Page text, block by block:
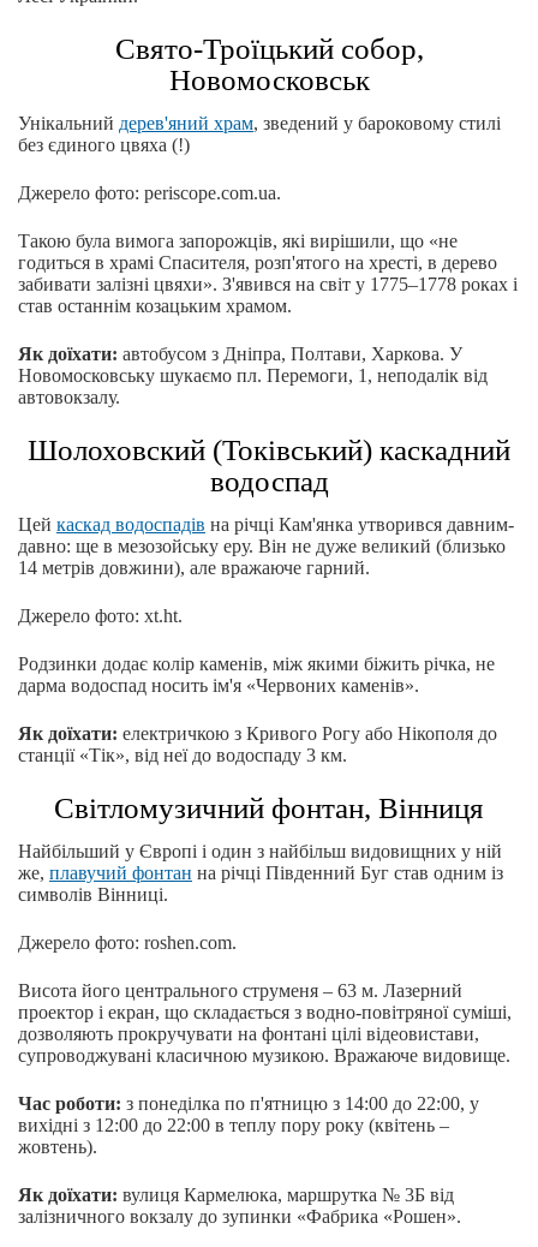
Свято-Троїцький собор,
Новомосковськ
Унікальний дерев'яний храм, зведений у бароковому стилі
без єдиного цвяха (!)
Джерело фото: periscope.com.ua.
Такою була вимога запорожців, які вирішили, що «не
годиться в храмі Спасителя, розп'ятого на хресті, в дерево
забивати залізні цвяхи». З'явився на світ у 1775–1778 роках і
став останнім козацьким храмом.
Як доїхати: автобусом з Дніпра, Полтави, Харкова. У
Новомосковську шукаємо пл. Перемоги, 1, неподалік від
автовокзалу.
Шолоховский (Токівський) каскадний
водоспад
Цей каскад водоспадів на річці Кам'янка утворився давним-
давно: ще в мезозойську еру. Він не дуже великий (близько
14 метрів довжини), але вражаюче гарний.
Джерело фото: xt.ht.
Родзинки додає колір каменів, між якими біжить річка, не
дарма водоспад носить ім'я «Червоних каменів».
Як доїхати: електричкою з Кривого Рогу або Нікополя до
станції «Тік», від неї до водоспаду 3 км.
Світломузичний фонтан, Вінниця
Найбільший у Європі і один з найбільш видовищних у ній
же, плавучий фонтан на річці Південний Буг став одним із
символів Вінниці.
Джерело фото: roshen.com.
Висота його центрального струменя – 63 м. Лазерний
проектор і екран, що складається з водно-повітряної суміші,
дозволяють прокручувати на фонтані цілі відеовистави,
супроводжувані класичною музикою. Вражаюче видовище.
Час роботи: з понеділка по п'ятницю з 14:00 до 22:00, у
вихідні з 12:00 до 22:00 в теплу пору року (квітень –
жовтень).
Як доїхати: вулиця Кармелюка, маршрутка № 3Б від
залізничного вокзалу до зупинки «Фабрика «Рошен».